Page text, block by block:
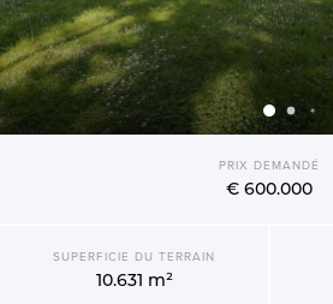
PRIX DEMANDÉ
€ 600.000
SUPERFICIE DU TERRAIN
10.631 m²